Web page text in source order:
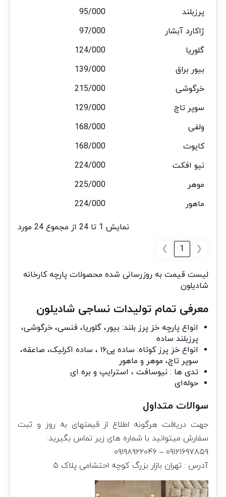
پرزبلند
95/000
ژاکارد آبشار
97/000
گلوریا
124/000
بیور براق
139/000
خرگوشی
215/000
سوپر تاچ
129/000
ولفی
168/000
کایوت
168/000
نیو افکت
224/000
موهر
225/000
ماهور
224/000
نمایش 1 تا 24 از مجموع 24 مورد
❮
1
❯
لیست قیمت به روزرسانی شده محصولات پارچه کارخانه
شادیلون
معرفی تمام تولیدات نساجی شادیلون
انواع پارچه خز پرز بلند: بیور،گلوریا، فنسی، خرگوشی،
پرزبلند ساده
انواع خز پرز کوتاه: ساده پی‌۱۶ ، ساده اکرلیک، صاعقه،
سوپر تاچ، موهر و ماهور
تدی ها : نیوسافت ، استرایپ و بره ای
حوله‌ای
سوالات متداول
جهت دریافت هرگونه اطلاع از قیمتهای به روز و ثبت
سفارش میتوانید با شماره های زیر تماس بگیرید:
۰۹۱۲۱۶۹۷۸۵۹ – ۰۹۱۹۸۹۲۲۰۴۶
آدرس : تهران بازار بزرگ کوچه احتشامی پلاک ۵